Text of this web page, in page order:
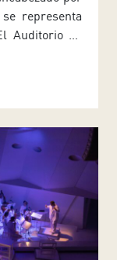
representa
Auditorio de
cuerpo de
más